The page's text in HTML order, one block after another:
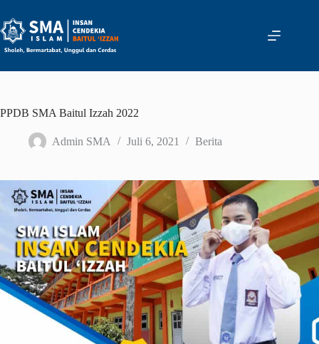
content
PPDB SMA Baitul Izzah 2022
Admin SMA Juli 6, 2021 Berita